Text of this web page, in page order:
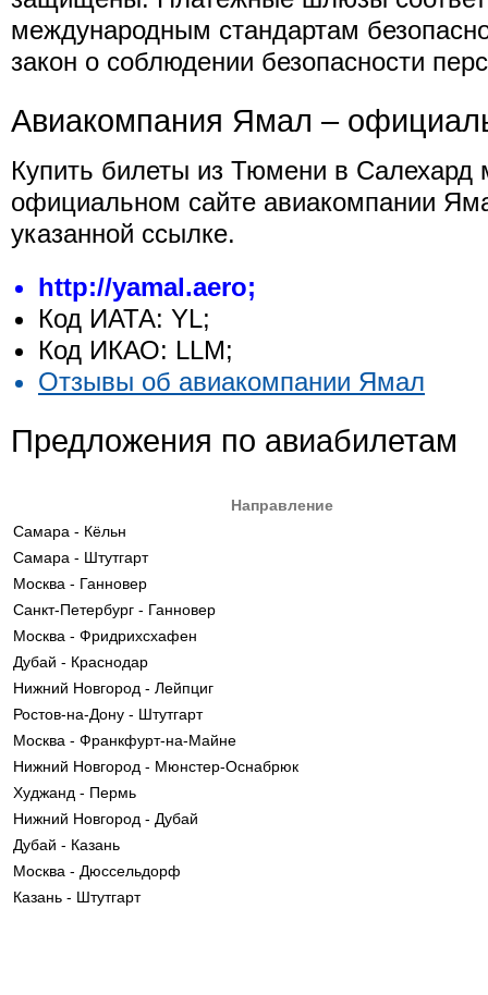
международным стандартам
закон о соблюдении безопасности
Авиакомпания Ямал –
Купить билеты из Тюмени в Салехард
официальном сайте авиакомпании
указанной ссылке.
http://yamal.aero;
Код ИАТА: YL;
Код ИКАО: LLM;
Отзывы об авиакомпании Ямал
Предложения по авиабилетам
Направление
Самара - Кёльн
Самара - Штутгарт
Москва - Ганновер
Санкт-Петербург - Ганновер
Москва - Фридрихсхафен
Дубай - Краснодар
Нижний Новгород - Лейпциг
Ростов-на-Дону - Штутгарт
Москва - Франкфурт-на-Майне
Нижний Новгород - Мюнстер-Оснабрюк
Худжанд - Пермь
Нижний Новгород - Дубай
Дубай - Казань
Москва - Дюссельдорф
Казань - Штутгарт